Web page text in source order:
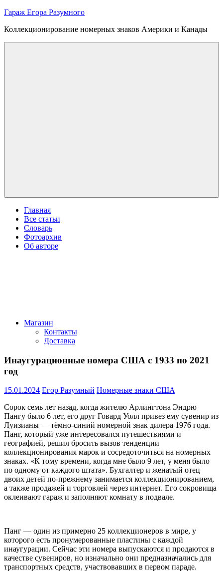
Skip
content
Гараж Егора Разумного
Коллекционирование номерных знаков Америки и Канады
Главная
Все статьи
Словарь
Фотоархив
Об авторе
Магазин
Контакты
Доставка
Инаугурационные номера США с 1933 по 2021
год
15.01.2024 Егор Разумный Номерные знаки США
Сорок семь лет назад, когда жителю Арлингтона Эндрю
Пангу было 6 лет, его друг Говард Уолл привез ему сувенир из
Луизианы — тёмно-синий номерной знак дилера 1976 года.
Панг, который уже интересовался путешествиями и
географией, решил бросить вызов тенденции
коллекционирования марок и сосредоточиться на номерных
знаках. «К тому времени, когда мне было 9 лет, у меня было
по одному от каждого штата». Бухгалтер и женатый отец
двоих детей по-прежнему занимается коллекционированием,
а также продажей и торговлей через интернет. Его сокровища
оклеивают гараж и заполняют комнату в подвале.
Панг — один из примерно 25 коллекционеров в мире, у
которого есть пронумерованные пластины с каждой
инаугурации. Сейчас эти номера выпускаются и продаются в
качестве сувениров, но изначально они предназначались для
транспортных средств, участвовавших в первом параде.